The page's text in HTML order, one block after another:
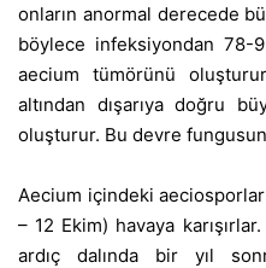
onların anormal derecede
böylece infeksiyondan 78-
aecium tümörünü
altından dışarıya doğru
oluşturur. Bu devre
Aecium içindeki aeciosporlar
– 12 Ekim) havaya
ardıç dalında bir yıl